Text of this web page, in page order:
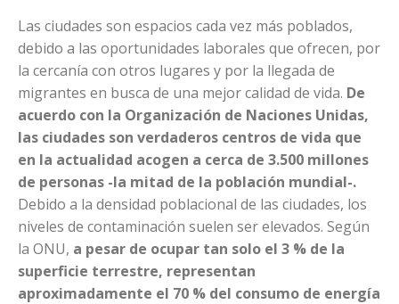
Las ciudades son espacios cada vez más poblados,
debido a las oportunidades laborales que ofrecen, por
la cercanía con otros lugares y por la llegada de
migrantes en busca de una mejor calidad de vida. De
acuerdo con la Organización de Naciones Unidas,
las ciudades son verdaderos centros de vida que
en la actualidad acogen a cerca de 3.500 millones
de personas -la mitad de la población mundial-.
Debido a la densidad poblacional de las ciudades, los
niveles de contaminación suelen ser elevados. Según
la ONU, a pesar de ocupar tan solo el 3 % de la
superficie terrestre, representan
aproximadamente el 70 % del consumo de energía